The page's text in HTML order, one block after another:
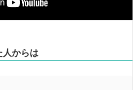
人からは